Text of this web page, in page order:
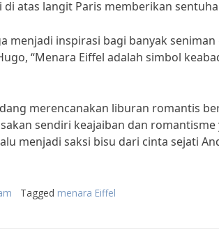
atas langit Paris memberikan
menjadi inspirasi bagi banyak
“Menara Eiffel adalah simbol
merencanakan liburan romantis
sendiri keajaiban dan
menjadi saksi bisu dari cinta sejati
Tagged menara Eiffel